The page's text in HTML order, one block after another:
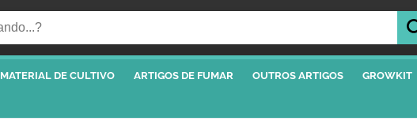
MATERIAL DE CULTIVO ARTIGOS DE FUMAR OUTROS ARTIGOS GROWKIT